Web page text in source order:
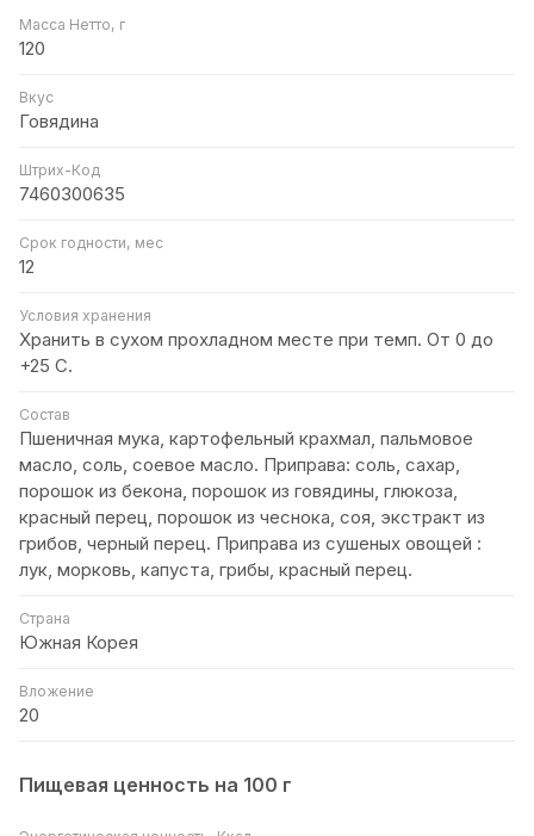
Масса Нетто, г
120
Вкус
Говядина
Штрих-Код
7460300635
Срок годности, мес
12
Условия хранения
Хранить в сухом прохладном месте при темп. От 0 до
+25 С.
Состав
Пшеничная мука, картофельный крахмал, пальмовое
масло, соль, соевое масло. Приправа: соль, сахар,
порошок из бекона, порошок из говядины, глюкоза,
красный перец, порошок из чеснока, соя, экстракт из
грибов, черный перец. Приправа из сушеных овощей :
лук, морковь, капуста, грибы, красный перец.
Страна
Южная Корея
Вложение
20
Пищевая ценность на 100 г